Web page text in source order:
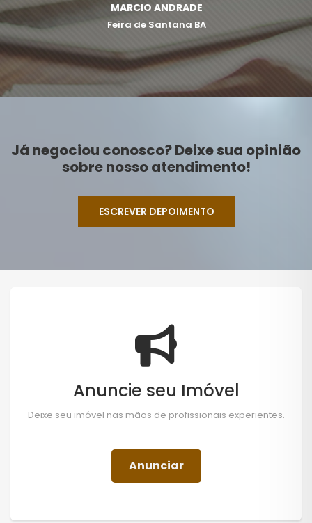
MARCIO ANDRADE
Feira de Santana BA
Já negociou conosco? Deixe sua opinião
sobre nosso atendimento!
ESCREVER DEPOIMENTO
Anuncie seu Imóvel
Deixe seu imóvel nas mãos de profissionais experientes.
Anunciar